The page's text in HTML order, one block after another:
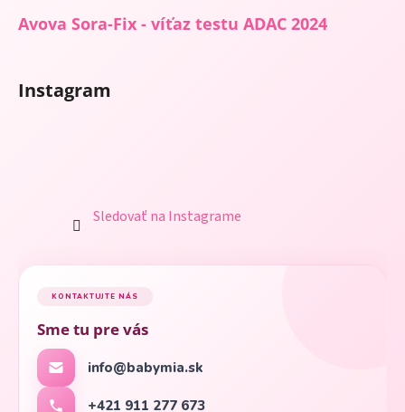
Avova Sora-Fix - víťaz testu ADAC 2024
Instagram
Sledovať na Instagrame
KONTAKTUJTE NÁS
Sme tu pre vás
info@babymia.sk
+421 911 277 673